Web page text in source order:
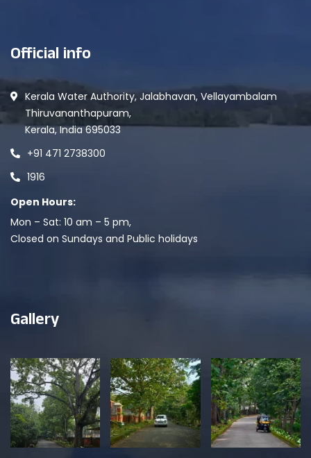
Official info
Kerala Water Authority, Jalabhavan, Vellayambalam
Thiruvananthapuram,
Kerala, India 695033
+91 471 2738300
1916
Open Hours:
Mon – Sat: 10 am – 5 pm,
Closed on Sundays and Public holidays
Gallery